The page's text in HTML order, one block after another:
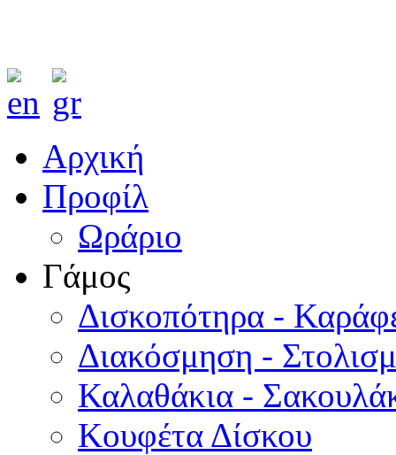
Αρχική
Προφίλ
Ωράριο
Γάμος
Δισκοπότηρα -
Διακόσμηση -
Καλαθάκια -
Κουφέτα Δίσκου